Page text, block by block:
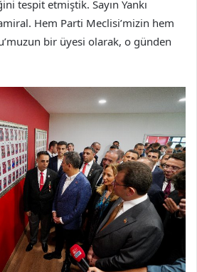
tespit etmiştik. Sayın Yankı
Hem Parti Meclisi’mizin hem
bir üyesi olarak, o günden